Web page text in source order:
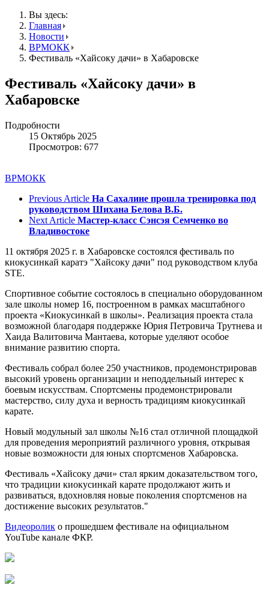
Вы здесь:
Главная
Новости
ВРМОКК
Фестиваль «Хайсоку дачи» в Хабаровске
Фестиваль «Хайсоку дачи» в
Хабаровске
Подробности
15 Октябрь 2025
Просмотров: 677
ВРМОКК
Previous Article На Сахалине прошла тренировка под
руководством Шихана Белова В.Б.
Next Article Мастер-класс Сэнсэя Семченко во
Владивостоке
11 октября 2025 г. в Хабаровске состоялся фестиваль по
киокусинкай каратэ "Хайсоку дачи" под руководством клуба
STE.
Спортивное событие состоялось в специально оборудованном
зале школы номер 16, построенном в рамках масштабного
проекта «Киокусинкай в школы». Реализация проекта стала
возможной благодаря поддержке Юрия Петровича Трутнева и
Хаида Валитовича Мантаева, которые уделяют особое
внимание развитию спорта.
Фестиваль собрал более 250 участников, продемонстрировав
высокий уровень организации и неподдельный интерес к
боевым искусствам. Спортсмены продемонстрировали
мастерство, силу духа и верность традициям киокусинкай
карате.
Новый модульный зал школы №16 стал отличной площадкой
для проведения мероприятий различного уровня, открывая
новые возможности для юных спортсменов Хабаровска.
Фестиваль «Хайсоку дачи» стал ярким доказательством того,
что традиции киокусинкай карате продолжают жить и
развиваться, вдохновляя новые поколения спортсменов на
достижение высоких результатов."
Видеоролик о прошедшем фестивале на официальном
YouTube канале ФКР.